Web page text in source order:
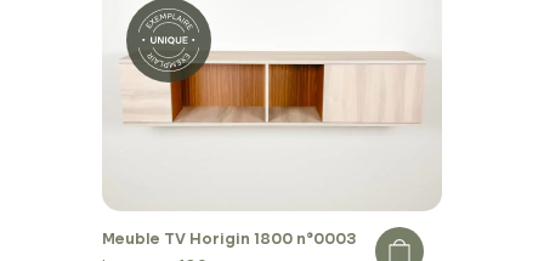
Meuble TV Horigin 1800 n°0003